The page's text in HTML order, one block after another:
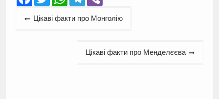
Навігація
Цікаві факти про Монголію
Цікаві факти про Менделєєва